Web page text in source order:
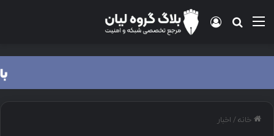
منو جستجو برای
ورود
خانه/ اخبار